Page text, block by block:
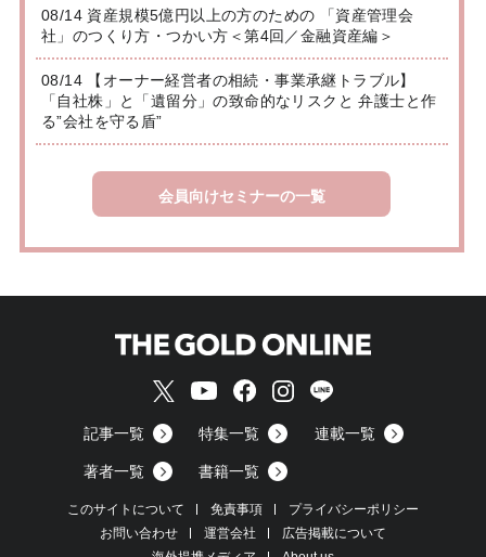
08/14 資産規模5億円以上の方のための 「資産管理会
社」のつくり方・つかい方＜第4回／金融資産編＞
08/14 【オーナー経営者の相続・事業承継トラブル】
「自社株」と「遺留分」の致命的なリスクと 弁護士と作
る”会社を守る盾”
会員向けセミナーの一覧
記事一覧 特集一覧 連載一覧
著者一覧 書籍一覧
このサイトについて 免責事項
プライバシーポリシー
お問い合わせ
運営会社
広告掲載について